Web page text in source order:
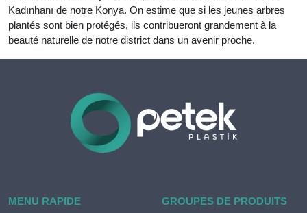
Kadınhanı de notre Konya. On estime que si les jeunes arbres
plantés sont bien protégés, ils contribueront grandement à la
beauté naturelle de notre district dans un avenir proche.
MENU RAPIDE GROUPES DE PRODUITS